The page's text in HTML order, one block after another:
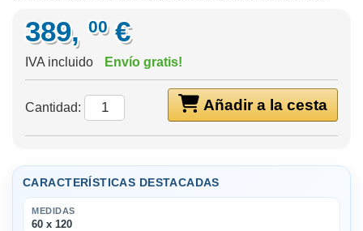
389, 00 €
IVA incluido Envío gratis!
Añadir a la cesta
Cantidad:
CARACTERÍSTICAS DESTACADAS
MEDIDAS
60 x 120